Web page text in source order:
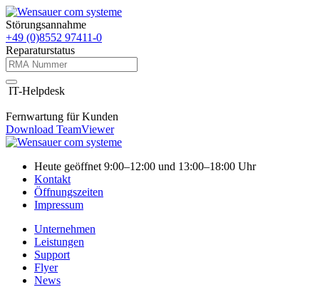
Störungsannahme
+49 (0)8552 97411-0
Reparaturstatus
IT-Helpdesk
Fernwartung für Kunden
Download TeamViewer
Heute geöffnet 9:00–12:00 und 13:00–18:00 Uhr
Kontakt
Öffnungszeiten
Impressum
Unternehmen
Leistungen
Support
Flyer
News